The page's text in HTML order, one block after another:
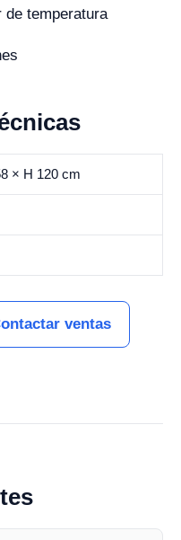
de temperatura
× H 120 cm
ventas